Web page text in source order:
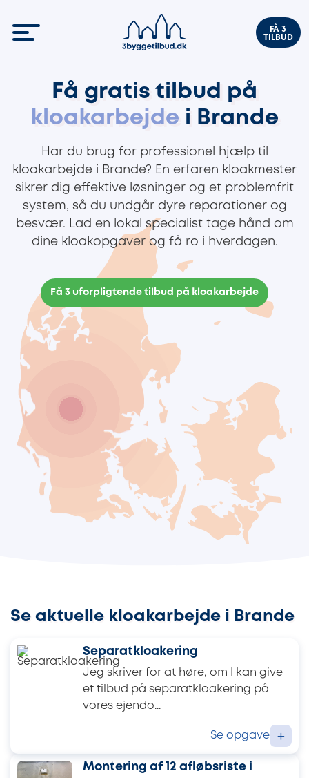
FÅ 3
TILBUD
Få gratis tilbud på
kloakarbejde i Brande
Har du brug for professionel hjælp til
kloakarbejde i Brande? En erfaren kloakmester
sikrer dig effektive løsninger og et problemfrit
system, så du undgår dyre reparationer og
besvær. Lad en lokal specialist tage hånd om
dine kloakopgaver og få ro i hverdagen.
Få 3 uforpligtende tilbud på kloakarbejde
Se aktuelle kloakarbejde i Brande
Separatkloakering
Jeg skriver for at høre, om I kan give
et tilbud på separatkloakering på
vores ejendo...
Se opgave +
Montering af 12 afløbsriste i